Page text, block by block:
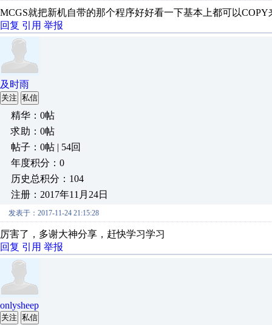
MCGS就把新机自带的那个程序好好看一下基本上都可以COPY
回复 引用 举报
及时雨
关注 私信
精华：0帖
求助：0帖
帖子：0帖 | 54回
年度积分：0
历史总积分：104
注册：2017年11月24日
发表于：2017-11-24 21:15:28
厉害了，多谢大神分享，赶快学习学习
回复 引用 举报
onlysheep
关注 私信